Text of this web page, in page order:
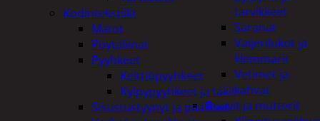
tarvikkeet
Saranat
Vaijerilukot ja
klemmarit
Vetimet ja
kahvat
Ruuvit ja mutterit
Kodintekstiilit
Matot
Pöytäliinat
Pyyhkeet
Keittiöpyyhkeet
Kylpypyyhkeet ja takit
Sisustustyynyt ja päälliset